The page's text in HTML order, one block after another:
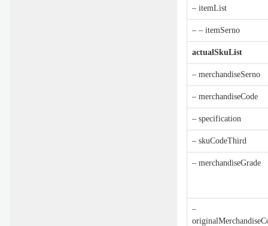
– itemList
– – itemSerno
actualSkuList
– merchandiseSerno
– merchandiseCode
– specification
– skuCodeThird
– merchandiseGrade
–